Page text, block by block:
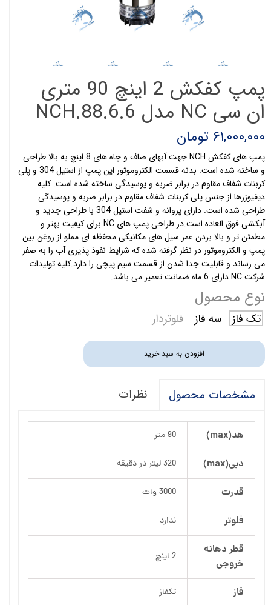
پمپ کفکش 2 اینچ 90 متری
ان سی NC مدل NCH.88.6.6
۶۱,۰۰۰,۰۰۰ تومان
پمپ های کفکش NCH جهت آبهای صاف و چاه های 8 اینچ به بالا طراحی
و ساخته شده است. بدنه قسمت الکتروموتور این پمپ از استیل 304 و پلی
کربنات شفاف مقاوم در برابر ضربه و پوسیدگی ساخته شده است. کلیه
دیفیوزرها از جنس پلی کربنات شفاف مقاوم در برابر ضربه و پوسیدگی
طراحی شده است. دارای پروانه و شفت استیل 304 با طراحی جدید و
آبکشی فوق العاده است.در طراحی پمپ های NC برای کیفیت بهتر و
مطمئن تر و بالا بردن عمر سیل های مکانیکی محفظه ای مملو از روغن بین
پمپ و الکتروموتور در نظر گرفته شده که شرایط نفوذ پذیری آب را به صفر
می رساند و قابلیت جدا شدن از قسمت سیم پیچی را دارد.کلیه تولیدات
شرکت NC دارای 6 ماه ضمانت تعمیر می باشد.
نوع محصول
تک فاز سه فاز فلوتردار
افزودن به سبد خرید
مشخصات محصول نظرات
هد(max) 90 متر
دبی(max) 320 لیتر در دقیقه
قدرت 3000 وات
فلوتر ندارد
قطر دهانه
خروجی
2 اینچ
فاز تکفاز